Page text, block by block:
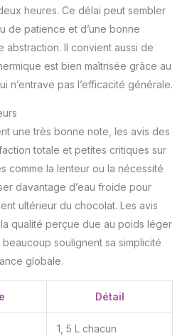
heures. Ce délai peut sembler
de patience et d’une bonne
abstraction. Il convient aussi de
est bien maîtrisée grâce au
n’entrave pas l’efficacité générale.
une très bonne note, les avis des
totale et petites critiques sur
comme la lenteur ou la nécessité
davantage d’eau froide pour
ultérieur du chocolat. Les avis
qualité perçue due au poids léger
soulignent sa simplicité
globale.
Détail
1, 5 L chacun